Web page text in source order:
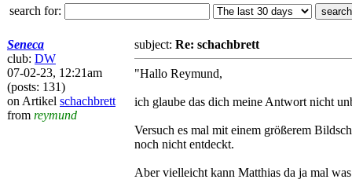
search for:
Seneca
club: DW
07-02-23, 12:21am
(posts: 131)
on Artikel schachbrett
from reymund
subject: Re: schachbrett
"Hallo Reymund,
ich glaube das dich meine Antwort nicht
Versuch es mal mit einem größerem
noch nicht entdeckt.
Aber vielleicht kann Matthias da ja mal